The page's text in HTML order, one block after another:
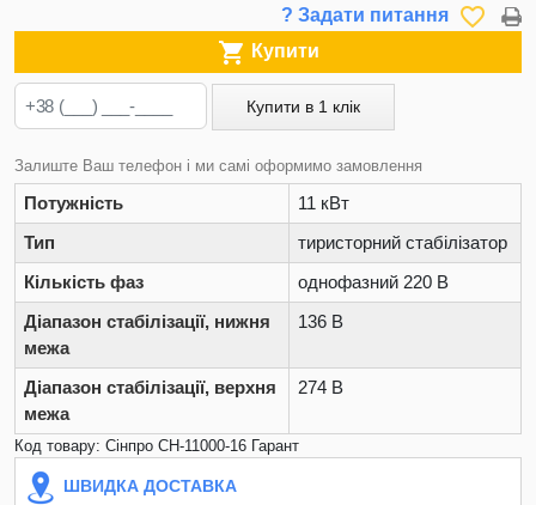
? Задати питання favorite_border
 Купити
Купити в 1 клік
Залиште Ваш телефон і ми самі оформимо замовлення
Потужність
11 кВт
Тип
тиристорний стабілізатор
Кількість фаз
однофазний 220 В
Діапазон стабілізації, нижня
межа
136 В
Діапазон стабілізації, верхня
межа
274 В
Код товару: Сінпро СН-11000-16 Гарант
ШВИДКА ДОСТАВКА